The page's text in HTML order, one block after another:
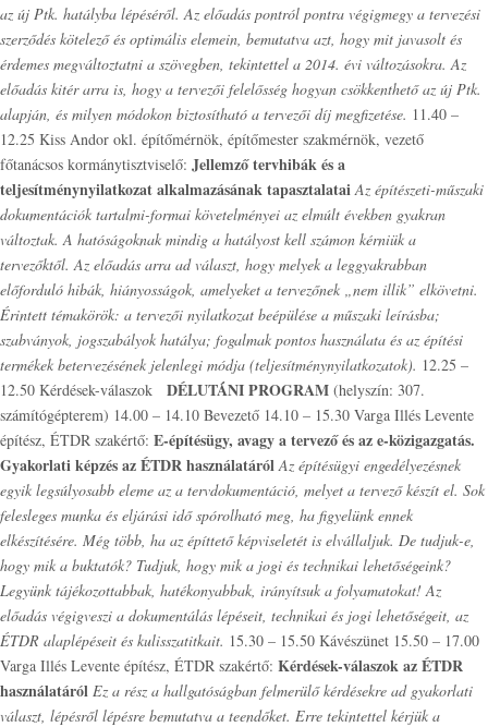
az új Ptk. hatályba lépéséről. Az előadás pontról pontra végigmegy a tervezési
szerződés kötelező és optimális elemein, bemutatva azt, hogy mit javasolt és
érdemes megváltoztatni a szövegben, tekintettel a 2014. évi változásokra. Az
előadás kitér arra is, hogy a tervezői felelősség hogyan csökkenthető az új Ptk.
alapján, és milyen módokon biztosítható a tervezői díj megfizetése. 11.40 –
12.25 Kiss Andor okl. építőmérnök, építőmester szakmérnök, vezető
főtanácsos kormánytisztviselő: Jellemző tervhibák és a
teljesítménynyilatkozat alkalmazásának tapasztalatai Az építészeti-műszaki
dokumentációk tartalmi-formai követelményei az elmúlt években gyakran
változtak. A hatóságoknak mindig a hatályost kell számon kérniük a
tervezőktől. Az előadás arra ad választ, hogy melyek a leggyakrabban
előforduló hibák, hiányosságok, amelyeket a tervezőnek „nem illik” elkövetni.
Érintett témakörök: a tervezői nyilatkozat beépülése a műszaki leírásba;
szabványok, jogszabályok hatálya; fogalmak pontos használata és az építési
termékek betervezésének jelenlegi módja (teljesítménynyilatkozatok). 12.25 –
12.50 Kérdések-válaszok DÉLUTÁNI PROGRAM (helyszín: 307.
számítógépterem) 14.00 – 14.10 Bevezető 14.10 – 15.30 Varga Illés Levente
építész, ÉTDR szakértő: E-építésügy, avagy a tervező és az e-közigazgatás.
Gyakorlati képzés az ÉTDR használatáról Az építésügyi engedélyezésnek
egyik legsúlyosabb eleme az a tervdokumentáció, melyet a tervező készít el. Sok
felesleges munka és eljárási idő spórolható meg, ha figyelünk ennek
elkészítésére. Még több, ha az építtető képviseletét is elvállaljuk. De tudjuk-e,
hogy mik a buktatók? Tudjuk, hogy mik a jogi és technikai lehetőségeink?
Legyünk tájékozottabbak, hatékonyabbak, irányítsuk a folyamatokat! Az
előadás végigveszi a dokumentálás lépéseit, technikai és jogi lehetőségeit, az
ÉTDR alaplépéseit és kulisszatitkait. 15.30 – 15.50 Kávészünet 15.50 – 17.00
Varga Illés Levente építész, ÉTDR szakértő: Kérdések-válaszok az ÉTDR
használatáról Ez a rész a hallgatóságban felmerülő kérdésekre ad gyakorlati
választ, lépésről lépésre bemutatva a teendőket. Erre tekintettel kérjük a